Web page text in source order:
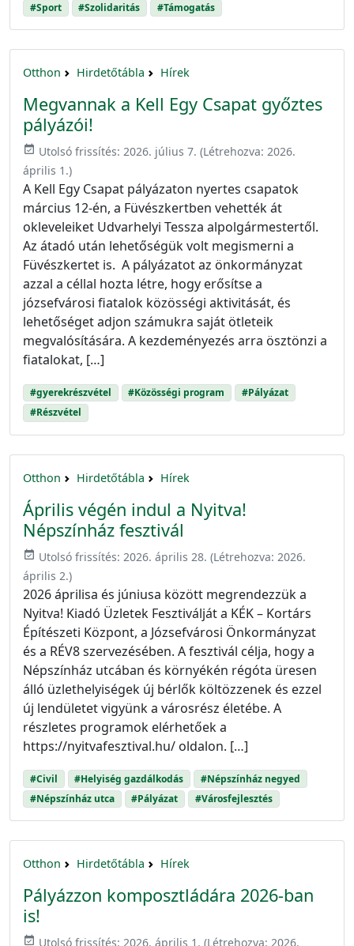
#Sport
#Szolidaritás #Támogatás
Otthon Hirdetőtábla Hírek
Megvannak a Kell Egy Csapat győztes
pályázói!
event_available Utolsó frissítés: 2026. július 7. (Létrehozva: 2026.
április 1.)
A Kell Egy Csapat pályázaton nyertes csapatok
március 12-én, a Füvészkertben vehették át
okleveleiket Udvarhelyi Tessza alpolgármestertől.
Az átadó után lehetőségük volt megismerni a
Füvészkertet is. A pályázatot az önkormányzat
azzal a céllal hozta létre, hogy erősítse a
józsefvárosi fiatalok közösségi aktivitását, és
lehetőséget adjon számukra saját ötleteik
megvalósítására. A kezdeményezés arra ösztönzi a
fiatalokat, […]
#gyerekrészvétel #Közösségi program
#Pályázat
#Részvétel
Otthon Hirdetőtábla Hírek
Április végén indul a Nyitva!
Népszínház fesztivál
event_available Utolsó frissítés: 2026. április 28. (Létrehozva: 2026.
április 2.)
2026 áprilisa és júniusa között megrendezzük a
Nyitva! Kiadó Üzletek Fesztiválját a KÉK – Kortárs
Építészeti Központ, a Józsefvárosi Önkormányzat
és a RÉV8 szervezésében. A fesztivál célja, hogy a
Népszínház utcában és környékén régóta üresen
álló üzlethelyiségek új bérlők költözzenek és ezzel
új lendületet vigyünk a városrész életébe. A
részletes programok elérhetőek a
https://nyitvafesztival.hu/ oldalon. […]
#Civil #Helyiség gazdálkodás
#Népszínház negyed
#Népszínház utca
#Pályázat #Városfejlesztés
Otthon Hirdetőtábla Hírek
Pályázzon komposztládára 2026-ban
is!
event_available Utolsó frissítés: 2026. április 1. (Létrehozva: 2026.